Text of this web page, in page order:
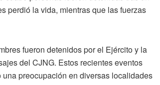
perdió la vida, mientras que las fuerzas
fueron detenidos por el Ejército y la
del CJNG. Estos recientes eventos
preocupación en diversas localidades